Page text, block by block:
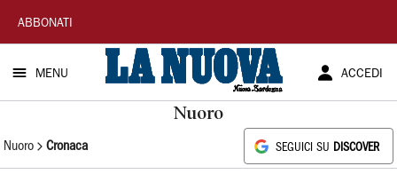
La
Nuova
Sardegna
ABBONATI
MENU ACCEDI
Nuoro
Nuoro Cronaca SEGUICI SU DISCOVER